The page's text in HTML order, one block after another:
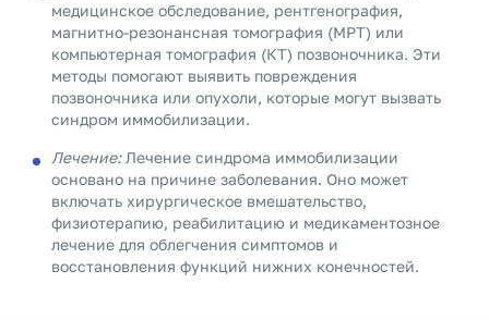
медицинское обследование, рентгенография,
магнитно-резонансная томография (МРТ) или
компьютерная томография (КТ) позвоночника. Эти
методы помогают выявить повреждения
позвоночника или опухоли, которые могут вызвать
синдром иммобилизации.
Лечение:Лечение синдрома иммобилизации
основано на причине заболевания. Оно может
включать хирургическое вмешательство,
физиотерапию, реабилитацию и медикаментозное
лечение для облегчения симптомов и
восстановления функций нижних конечностей.